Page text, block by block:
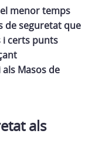
menor temps
de seguretat que
i certs punts
Masos de
als